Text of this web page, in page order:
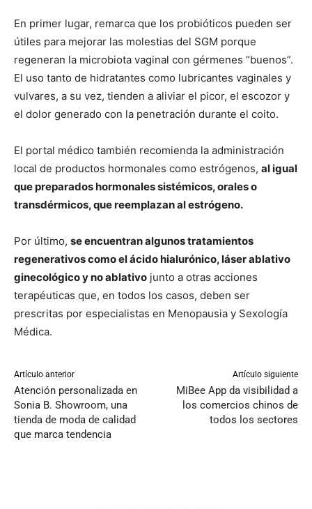
En primer lugar, remarca que los probióticos pueden ser
útiles para mejorar las molestias del SGM porque
regeneran la microbiota vaginal con gérmenes “buenos”.
El uso tanto de hidratantes como lubricantes vaginales y
vulvares, a su vez, tienden a aliviar el picor, el escozor y
el dolor generado con la penetración durante el coito.
El portal médico también recomienda la administración
local de productos hormonales como estrógenos, al igual
que preparados hormonales sistémicos, orales o
transdérmicos, que reemplazan al estrógeno.
Por último, se encuentran algunos tratamientos
regenerativos como el ácido hialurónico, láser ablativo
ginecológico y no ablativo junto a otras acciones
terapéuticas que, en todos los casos, deben ser
prescritas por especialistas en Menopausia y Sexología
Médica.
Artículo anterior
Atención personalizada en
Sonia B. Showroom, una
tienda de moda de calidad
que marca tendencia
Artículo siguiente
MiBee App da visibilidad a
los comercios chinos de
todos los sectores